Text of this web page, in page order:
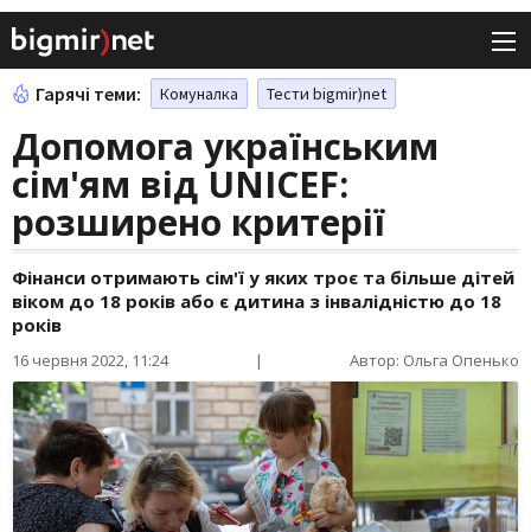
Гарячі теми: Комуналка Тести bigmir)net
Допомога українським
сім'ям від UNICEF:
розширено критерії
Фінанси отримають сім'ї у яких троє та більше дітей
віком до 18 років або є дитина з інвалідністю до 18
років
16 червня 2022, 11:24 | Автор: Ольга Опенько